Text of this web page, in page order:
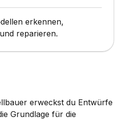
erkennen,
reparieren.
erweckst du Entwürfe
Grundlage für die